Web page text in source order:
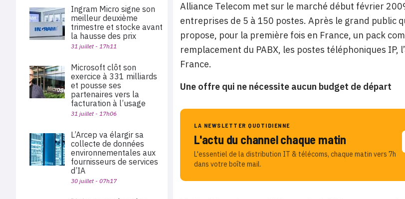
Alliance Telecom met sur le marché début février
entreprises de 5 à 150 postes. Après le grand public
propose, pour la première fois en France, un pack
remplacement du PABX, les postes téléphoniques IP,
France.
Une offre qui ne nécessite aucun budget de départ
LA NEWSLETTER QUOTIDIENNE
L'actu du channel chaque matin
L'essentiel de la distribution IT & télécoms, chaque matin vers 7h
dans votre boîte mail.
Ingram Micro signe son
meilleur deuxième
trimestre et stocke avant
la hausse des prix
31 juillet - 17h11
Microsoft clôt son
exercice à 331 milliards
et pousse ses
partenaires vers la
facturation à l’usage
31 juillet - 17h06
L’Arcep va élargir sa
collecte de données
environnementales aux
fournisseurs de services
d’IA
30 juillet - 07h17